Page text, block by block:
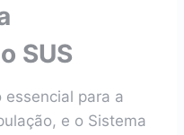
SUS
para a
e o Sistema